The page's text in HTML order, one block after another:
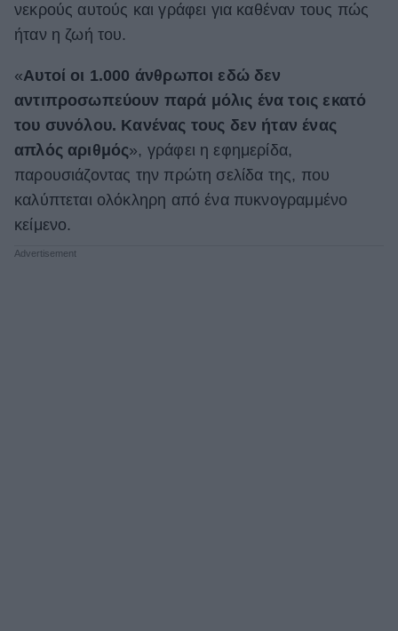
Χωρίς Ταμπέλες
Women's Forum
Hautes Grecians
νεκρούς αυτούς και γράφει για καθέναν τους πώς
ήταν η ζωή του.
«Αυτοί οι 1.000 άνθρωποι εδώ δεν
αντιπροσωπεύουν παρά μόλις ένα τοις εκατό
του συνόλου. Κανένας τους δεν ήταν ένας
απλός αριθμός», γράφει η εφημερίδα,
παρουσιάζοντας την πρώτη σελίδα της, που
καλύπτεται ολόκληρη από ένα πυκνογραμμένο
κείμενο.